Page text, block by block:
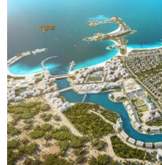
Los 10 mejores skateparks en
Wizz Air expande su base de
nuevos destinos
Tour de Francia 2019: mucha
Eddy Merckx y la ausencia de
Bulgaria y Turquía compiten por
planta industrial de Volkswagen
¿Cuántas ciudades rusas pueden
territorio de Moscú al comparar su
Turkish Airlines se trasladó al